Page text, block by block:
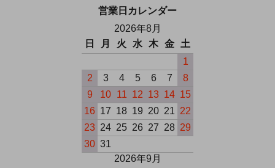
営業日カレンダー
2026年8月
日
月 火 水 木 金
土
1
2
3 4 5 6 7
8
9
10 11 12 13 14 15
16 17 18 19 20 21 22
23 24 25 26 27 28 29
30 31
2026年9月